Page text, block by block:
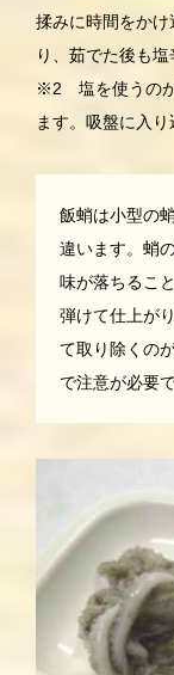
揉みに時間をか
り、茹でた後も塩
※2 塩を使うのが
ます。吸盤に入り
飯蛸は小型の
違います。蛸
味が落ちるこ
弾けて仕上が
て取り除くの
で注意が必要で